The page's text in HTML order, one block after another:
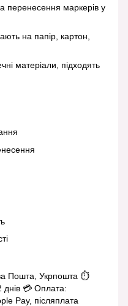
перенесення маркерів у
на папір, картон,
матеріали, підходять
Пошта, Укрпошта ⏱️
днів 💳 Оплата:
Pay, післяплата